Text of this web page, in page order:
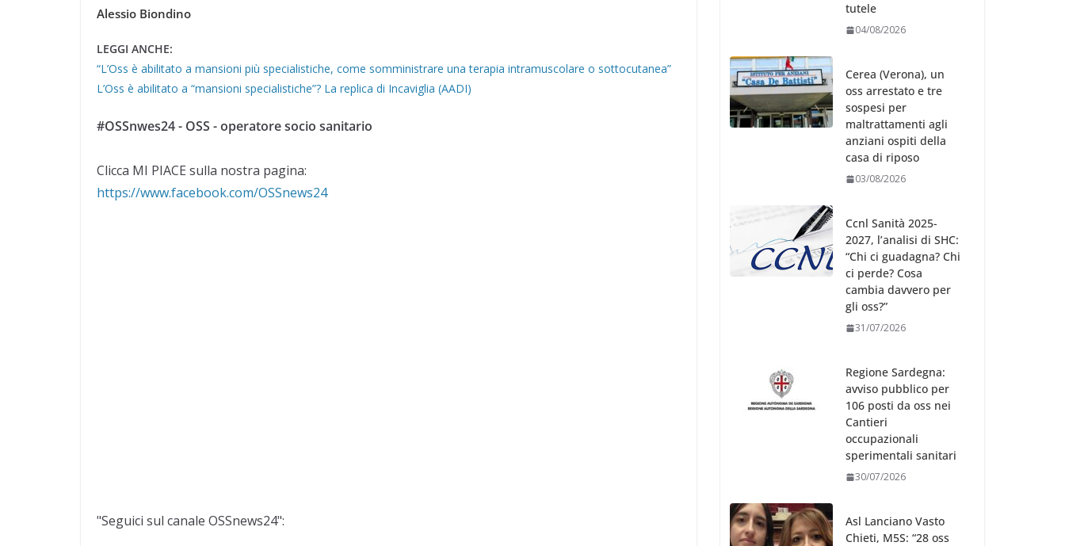
Alessio Biondino
LEGGI ANCHE:
“L’Oss è abilitato a mansioni più specialistiche, come somministrare una terapia intramuscolare o sottocutanea”
L’Oss è abilitato a “mansioni specialistiche”? La replica di Incaviglia (AADI)
#OSSnwes24 - OSS - operatore socio sanitario
Clicca MI PIACE sulla nostra pagina:
https://www.facebook.com/OSSnews24
"Seguici sul canale OSSnews24":
tutele
04/08/2026
Cerea (Verona), un
oss arrestato e tre
sospesi per
maltrattamenti agli
anziani ospiti della
casa di riposo
03/08/2026
Ccnl Sanità 2025-
2027, l’analisi di SHC:
“Chi ci guadagna? Chi
ci perde? Cosa
cambia davvero per
gli oss?”
31/07/2026
Regione Sardegna:
avviso pubblico per
106 posti da oss nei
Cantieri
occupazionali
sperimentali sanitari
30/07/2026
Asl Lanciano Vasto
Chieti, M5S: “28 oss